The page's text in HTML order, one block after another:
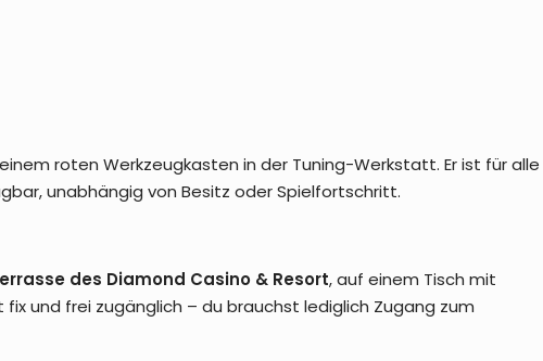
roten Werkzeugkasten in der Tuning-Werkstatt. Er ist für alle
unabhängig von Besitz oder Spielfortschritt.
des Diamond Casino & Resort, auf einem Tisch mit
und frei zugänglich – du brauchst lediglich Zugang zum